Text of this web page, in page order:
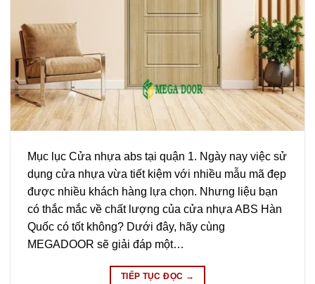
Mục lục Cửa nhựa abs tại quận 1. Ngày nay việc sử
dụng cửa nhựa vừa tiết kiệm với nhiều mẫu mã đẹp
được nhiều khách hàng lựa chọn. Nhưng liệu bạn
có thắc mắc về chất lượng của cửa nhựa ABS Hàn
Quốc có tốt không? Dưới đây, hãy cùng
MEGADOOR sẽ giải đáp một…
TIẾP TỤC ĐỌC →